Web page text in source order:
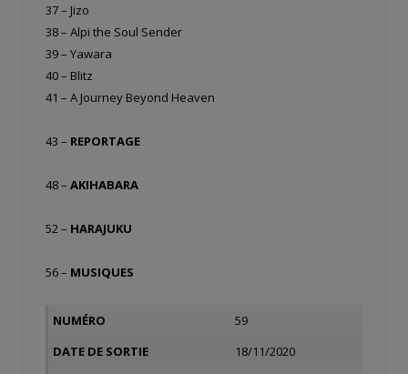
37 – Jizo
38 – Alpi the Soul Sender
39 – Yawara
40 – Blitz
41 – A Journey Beyond Heaven
43 – REPORTAGE
48 – AKIHABARA
52 – HARAJUKU
56 – MUSIQUES
NUMÉRO
59
DATE DE SORTIE
18/11/2020